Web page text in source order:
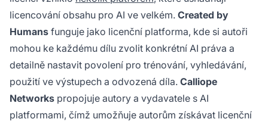
licencování obsahu pro AI ve velkém. Created by
Humans funguje jako licenční platforma, kde si autoři
mohou ke každému dílu zvolit konkrétní AI práva a
detailně nastavit povolení pro trénování, vyhledávání,
použití ve výstupech a odvozená díla. Calliope
Networks propojuje autory a vydavatele s AI
platformami, čímž umožňuje autorům získávat licenční